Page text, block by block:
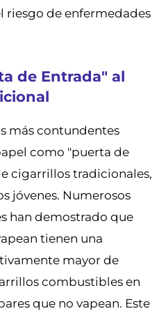
riesgo de enfermedades
de Entrada" al
más contundentes
como "puerta de
cigarrillos tradicionales,
jóvenes. Numerosos
han demostrado que
tienen una
mayor de
combustibles en
que no vapean. Este